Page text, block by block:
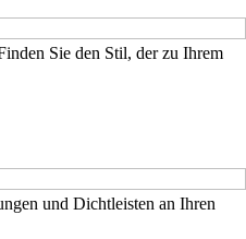
Sie den Stil, der zu Ihrem
und Dichtleisten an Ihren